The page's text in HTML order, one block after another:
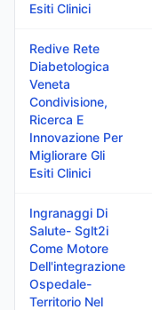
Esiti Clinici
Redive Rete
Diabetologica
Veneta
Condivisione,
Ricerca E
Innovazione Per
Migliorare Gli
Esiti Clinici
Ingranaggi Di
Salute- Sglt2i
Come Motore
Dell'integrazione
Ospedale-
Territorio Nel